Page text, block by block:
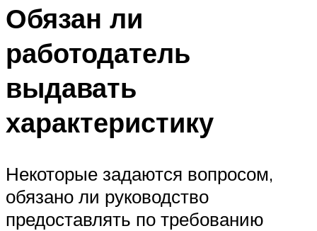
Обязан ли
работодатель
выдавать
характеристику
Некоторые задаются вопросом,
обязано ли руководство
предоставлять по требованию